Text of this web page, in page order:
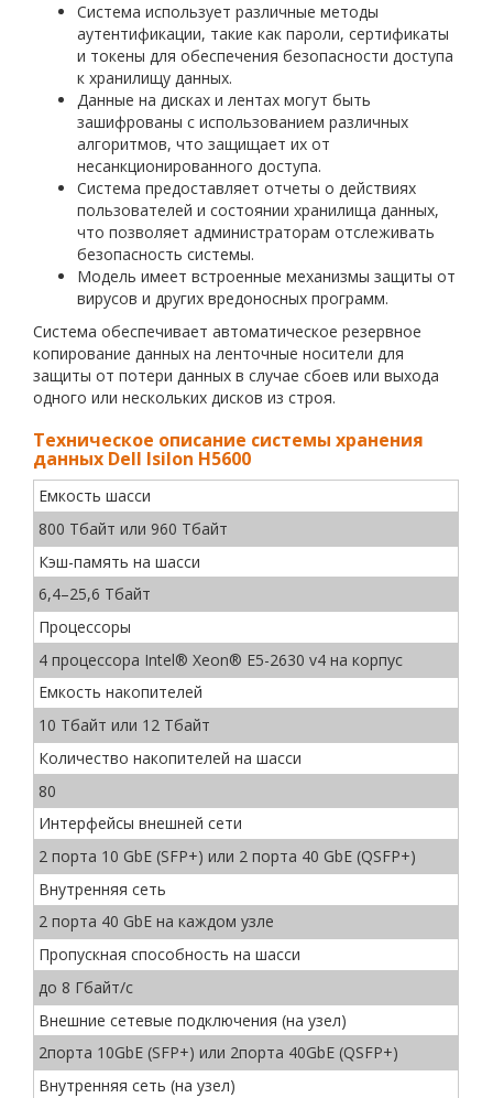
Система использует различные методы
аутентификации, такие как пароли, сертификаты
и токены для обеспечения безопасности доступа
к хранилищу данных.
Данные на дисках и лентах могут быть
зашифрованы с использованием различных
алгоритмов, что защищает их от
несанкционированного доступа.
Система предоставляет отчеты о действиях
пользователей и состоянии хранилища данных,
что позволяет администраторам отслеживать
безопасность системы.
Модель имеет встроенные механизмы защиты от
вирусов и других вредоносных программ.
Система обеспечивает автоматическое резервное
копирование данных на ленточные носители для
защиты от потери данных в случае сбоев или выхода
одного или нескольких дисков из строя.
Техническое описание системы хранения
данных Dell Isilon H5600
Емкость шасси
800 Тбайт или 960 Тбайт
Кэш-память на шасси
6,4–25,6 Тбайт
Процессоры
4 процессора Intel® Xeon® E5-2630 v4 на корпус
Емкость накопителей
10 Тбайт или 12 Тбайт
Количество накопителей на шасси
80
Интерфейсы внешней сети
2 порта 10 GbE (SFP+) или 2 порта 40 GbE (QSFP+)
Внутренняя сеть
2 порта 40 GbE на каждом узле
Пропускная способность на шасси
до 8 Гбайт/с
Внешние сетевые подключения (на узел)
2порта 10GbE (SFP+) или 2порта 40GbE (QSFP+)
Внутренняя сеть (на узел)